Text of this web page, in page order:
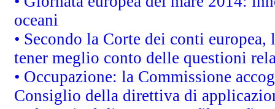
oceani
• Secondo la Corte dei conti
tener meglio conto delle questioni
• Occupazione: la Commissione
Consiglio della direttiva di